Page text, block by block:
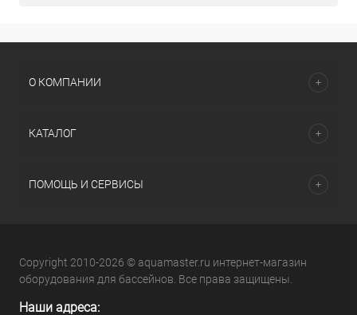
О КОМПАНИИ
КАТАЛОГ
ПОМОЩЬ И СЕРВИСЫ
Copyright 2010-2026 © aquamaster.ru интернет-магазин
оборудования для бассейнов. Все права защищены.
Наши адреса: